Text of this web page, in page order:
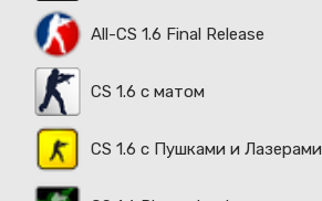
All-CS 1.6 Final Release
CS 1.6 с матом
CS 1.6 с Пушками и Лазерами